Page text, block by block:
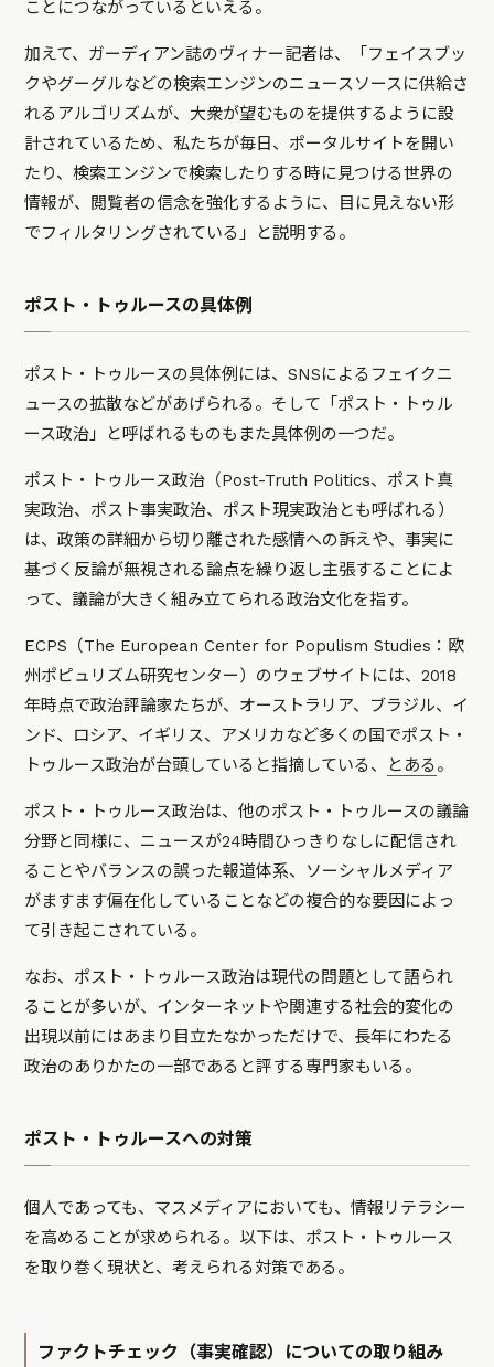
ことにつながっているといえる。
加えて、ガーディアン誌のヴィナー記者は、
「フェイスブッ
クやグーグルなどの検索エンジンのニュースソースに供給さ
れるアルゴリズムが、大衆が望むものを提供するように設
計されているため、私たちが毎日、ポータルサイトを開い
たり、検索エンジンで検索したりする時に見つける世界の
情報が、閲覧者の信念を強化するように、目に見えない形
でフィルタリングされている」
と説明する。
ポスト・トゥルースの具体例
ポスト・トゥルースの具体例には、SNSによるフェイクニ
ュースの拡散などがあげられる。そして「ポスト・トゥル
ース政治」と呼ばれるものもまた具体例の一つだ。
ポスト・トゥルース政治（Post-Truth Politics、ポスト真
実政治、ポスト事実政治、ポスト現実政治とも呼ばれる）
は、政策の詳細から切り離された感情への訴えや、事実に
基づく反論が無視される論点を繰り返し主張することによ
って、議論が大きく組み立てられる政治文化を指す。
ECPS（The European Center for Populism Studies：欧
州ポピュリズム研究センター）のウェブサイトには、2018
年時点で政治評論家たちが、オーストラリア、ブラジル、イ
ンド、ロシア、イギリス、アメリカなど多くの国でポスト・
トゥルース政治が台頭していると指摘している、
とある。
ポスト・トゥルース政治は、他のポスト・トゥルースの議論
分野と同様に、ニュースが24時間ひっきりなしに配信され
ることやバランスの誤った報道体系、ソーシャルメディア
がますます偏在化していることなどの複合的な要因によっ
て引き起こされている。
なお、ポスト・トゥルース政治は現代の問題として語られ
ることが多いが、インターネットや関連する社会的変化の
出現以前にはあまり目立たなかっただけで、長年にわたる
政治のありかたの一部であると評する専門家もいる。
ポスト・トゥルースへの対策
個人であっても、マスメディアにおいても、情報リテラシー
を高めることが求められる。以下は、ポスト・トゥルース
を取り巻く現状と、考えられる対策である。
ファクトチェック（事実確認）についての取り組み